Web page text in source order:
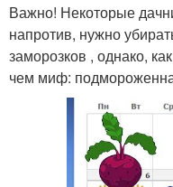
Важно! Некоторые
напротив, нужно
заморозков , однако,
чем миф: